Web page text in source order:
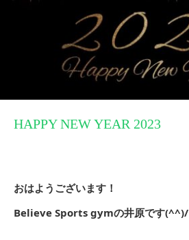
HAPPY NEW YEAR 2023
おはようございます！
Believe Sports gymの井原です(^^)/